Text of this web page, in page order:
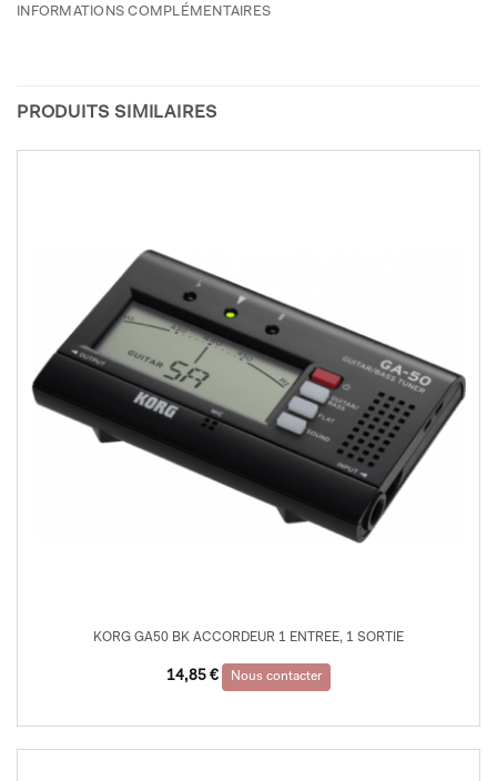
INFORMATIONS COMPLÉMENTAIRES
PRODUITS SIMILAIRES
KORG GA50 BK ACCORDEUR 1 ENTREE, 1 SORTIE
14,85 € Nous contacter